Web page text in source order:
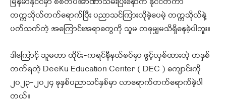
တက္ကသိုလ်တက်ရောက်ပြီး ပညာသင်ကြားလိုခဲ့ပေမဲ့ တက္ကသိုလ်နဲ့
ပတ်သက်တဲ့ အကြောင်းအရာတွေကို သူမ တခုမျှမသိရှိနေခဲ့ပါဘူး။
ဒါကြောင့် သူမဟာ ထိုင်း-ကရင်နီနယ်စပ်မှာ ဖွင့်လှစ်ထားတဲ့ တနှစ်
တက်ရတဲ့ DeeKu Education Center ( DEC ) ကျောင်းကို
၂၀၂၃-၂၀၂၄ ခုနှစ်ပညာသင်နှစ်မှာ လာရောက်တက်ရောက်ခဲ့ပါ
တယ်။